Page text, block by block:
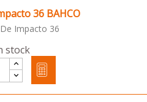
36 BAHCO
Impacto 36
stock